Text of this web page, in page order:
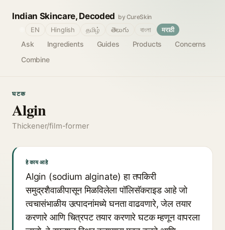
Indian Skincare, Decoded by CureSkin
Ask Ingredients Guides Products
Concerns
Combine
EN Hinglish தமிழ் తెలుగు বাংলা मराठी
घटक
Algin
Thickener/film-former
हे काय आहे
Algin (sodium alginate) हा तपकिरी
समुद्रशैवाळीपासून मिळविलेला पॉलिसॅकराइड आहे जो
त्वचासंभाळीय उत्पादनांमध्ये घनता वाढवणारे, जेल तयार
करणारे आणि चित्रपट तयार करणारे घटक म्हणून वापरला